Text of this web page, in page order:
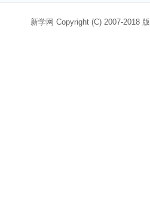
新学网 Copyright (C) 2007-2018